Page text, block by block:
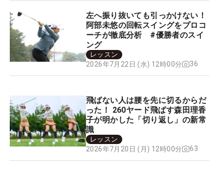
左へ振り抜いても引っかけない！
阿部未悠の回転スイングをプロコ
ーチが徹底分析 #優勝者のスイ
ング
レッスン
2026年7月22日 (水) 12時00分
36
飛ばない人は腰を先に切るからだ
った！ 260ヤード飛ばす森田理香
子が明かした「切り返し」の新常
識
レッスン
2026年7月20日 (月) 12時00分
63